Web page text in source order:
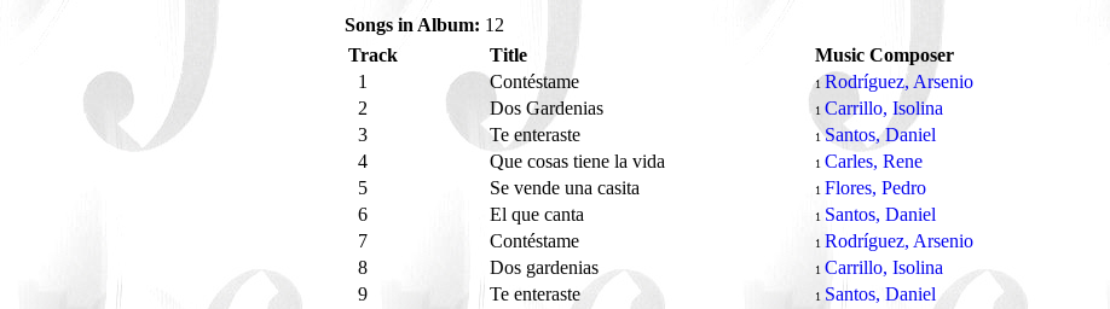
Songs in Album: 12
Track
Title Music Composer
1
Contéstame 1 Rodríguez, Arsenio
2
Dos Gardenias 1 Carrillo, Isolina
3
Te enteraste 1Santos, Daniel
4
Que cosas tiene la vida 1 Carles, Rene
5
Se vende una casita 1 Flores, Pedro
6
El que canta 1 Santos, Daniel
7
Contéstame 1 Rodríguez, Arsenio
8
Dos gardenias 1 Carrillo, Isolina
9
Te enteraste 1 Santos, Daniel